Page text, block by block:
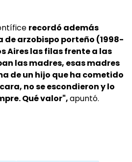
recordó además
de arzobispo porteño (1998-
Aires las filas frente a las
las madres, esas madres
de un hijo que ha cometido
no se escondieron y lo
Qué valor",apuntó.